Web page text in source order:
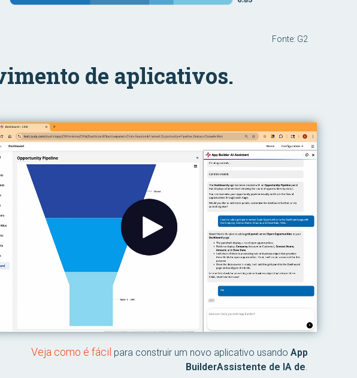
Fonte: G2
de aplicativos.
Veja como é fácil para construir um novo aplicativo usando App
BuilderAssistente de IA de